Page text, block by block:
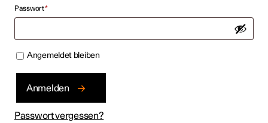
Passwort*Erforderlich
Angemeldet bleiben
Anmelden
Passwort vergessen?